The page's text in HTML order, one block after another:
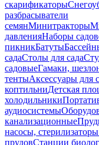
скарификаторы
разбрасыватели
семянМинитракторы
давленияНаборы
пикникБатуты
садаСтолы для сада
садовыеГамаки,
тентыАксессуары для
коптильниДетская
холодильники
аудиосистемы
канализационные
насосы,
прудовСтанции